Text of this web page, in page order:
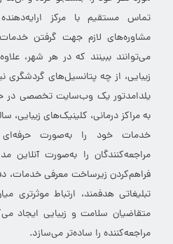
تماس مستقیم با مرکز
مشاوره‌های لازم جهت گرفتن
می‌توانند ببینند که در هر شهر،
زیبایی، از چه پتانسیل‌های گردشگری
یلدامدتور یک وب‌سایت تخصصی در
به مراکز درمانی، کلینیک‌های زیبایی،
خدمات خود را به‌صورت
مراجعه‌کنندگان را به‌صورت
فراهم‌کردن زیرساخت معرفی خدمات،
تبلیغاتی هدفمند، ارتباط موثرتری
متقاضیان سلامت و زیبایی ایجاد
مراجعه‌کننده را ساده‌تر می‌سازد.